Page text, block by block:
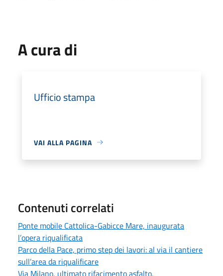
A cura di
Ufficio stampa
VAI ALLA PAGINA
Contenuti correlati
Ponte mobile Cattolica-Gabicce Mare, inaugurata
l’opera riqualificata
Parco della Pace, primo step dei lavori: al via il cantiere
sull’area da riqualificare
Via Milano, ultimato rifacimento asfalto,